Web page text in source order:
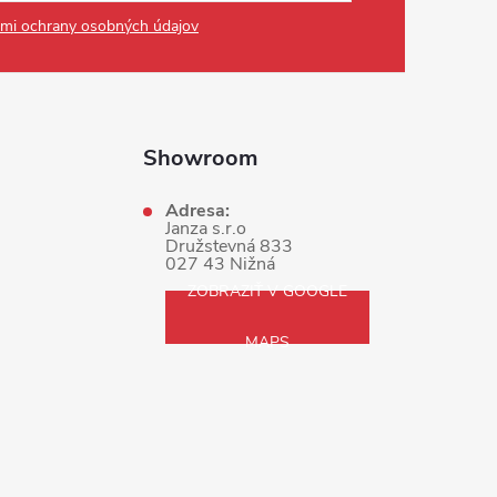
ochrany osobných údajov
Showroom
Adresa:
Janza s.r.o
Družstevná 833
027 43 Nižná
ZOBRAZIŤ V GOOGLE
MAPS